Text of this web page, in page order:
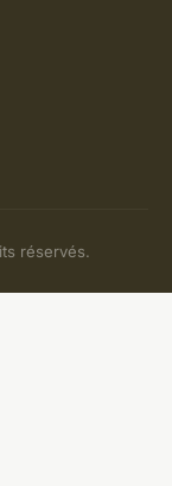
réservés.